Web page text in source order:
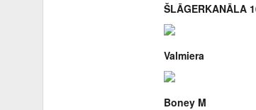
ŠLĀGERKANĀLA
Valmiera
Boney M